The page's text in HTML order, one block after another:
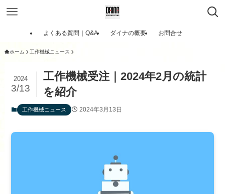
よくある質問｜Q&A ダイナの概要 お問合せ
ホーム 工作機械ニュース
工作機械受注｜2024年2月の統計
を紹介
2024
3/13
工作機械ニュース 2024年3月13日